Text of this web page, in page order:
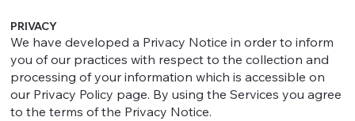
PRIVACY
We have developed a Privacy Notice in order to inform
you of our practices with respect to the collection and
processing of your information which is accessible on
our Privacy Policy page. By using the Services you agree
to the terms of the Privacy Notice.